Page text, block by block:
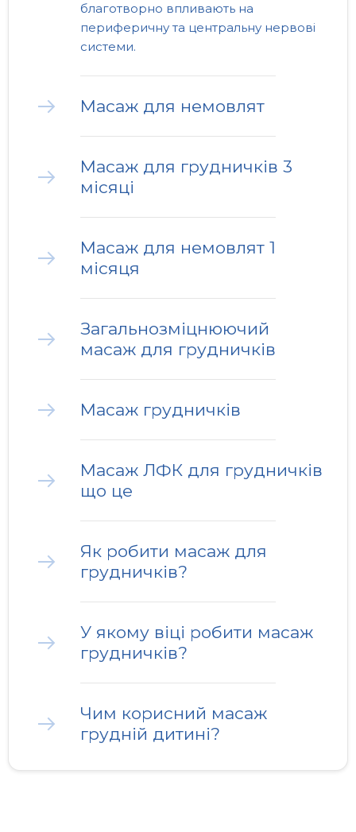
благотворно впливають на
периферичну та центральну нервові
системи.
Масаж для немовлят
Масаж для грудничків 3
місяці
Масаж для немовлят 1
місяця
Загальнозміцнюючий
масаж для грудничків
Масаж грудничків
Масаж ЛФК для грудничків
що це
Як робити масаж для
грудничків?
У якому віці робити масаж
грудничків?
Чим корисний масаж
грудній дитині?